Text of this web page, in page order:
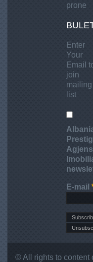
prone
Enter
Your
Email
join
mailing
list
E-mail
© All rights to content